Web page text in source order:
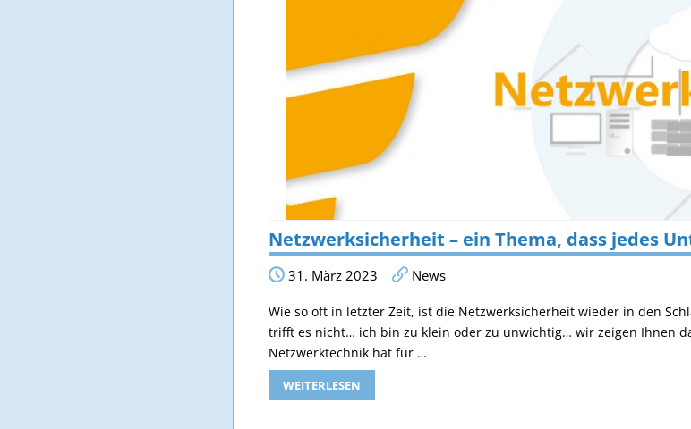
Netzwerksicherheit – ein Thema, dass jedes
31. März 2023 News
Wie so oft in letzter Zeit, ist die Netzwerksicherheit wieder in den
trifft es nicht… ich bin zu klein oder zu unwichtig… wir zeigen Ihnen
Netzwerktechnik hat für …
WEITERLESEN